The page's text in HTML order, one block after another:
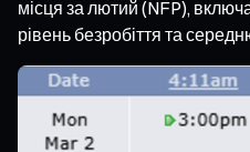
місця за лютий (NFP),
рівень безробіття та